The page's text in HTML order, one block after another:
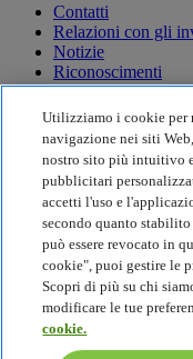
Contatti
Relazioni con gli
Notizie
Riconoscimenti
Eventi
Sostenibilità
Sostenibilità
Responsabilità
Impronta di
Project Humanity
Earthion
Politica sulla privacy
Politica sui Cookie
Nota legale
Utilizziamo i cookie per
navigazione nei siti
nostro sito più intuitivo
pubblicitari
accetti l'uso e
secondo quanto
può essere revocato in
cookie", puoi gestire le
Scopri di più su chi
modificare le tue
cookie.